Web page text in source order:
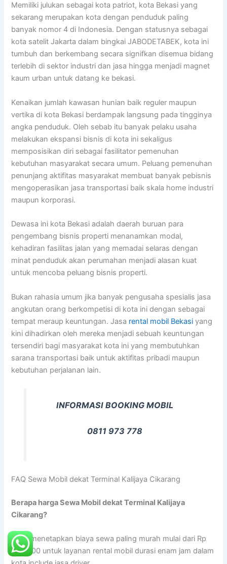
Memiliki julukan sebagai kota patriot, kota Bekasi yang
sekarang merupakan kota dengan penduduk paling
banyak nomor 4 di Indonesia. Dengan statusnya sebagai
kota satelit Jakarta dalam bingkai JABODETABEK, kota ini
tumbuh dan berkembang secara signifkan disemua bidang
terlebih di sektor industri dan jasa hingga menjadi magnet
kaum urban untuk datang ke bekasi.
Kenaikan jumlah kawasan hunian baik reguler maupun
vertika di kota Bekasi berdampak langsung pada tingginya
angka penduduk. Oleh sebab itu banyak pelaku usaha
melakukan ekspansi bisnis di kota ini sekaligus
memposisikan diri sebagai fasilitator pemenuhan
kebutuhan masyarakat secara umum. Peluang pemenuhan
penunjang aktifitas masyarakat membuat banyak pebisnis
mengoperasikan jasa transportasi baik skala home industri
maupun korporasi.
Dewasa ini kota Bekasi adalah daerah buruan para
pengembang bisnis properti menanamkan modal,
kehadiran fasilitas jalan yang memadai selaras dengan
minat penduduk akan perumahan menjadi alasan kuat
untuk mencoba peluang bisnis properti.
Bukan rahasia umum jika banyak pengusaha spesialis jasa
angkutan orang berkompetisi di kota ini dengan sebagai
tempat meraup keuntungan. Jasa rental mobil Bekasi yang
kini dihadirkan oleh mereka menjadi sebuah keuntungan
tersendiri bagi masyarakat kota ini yang membutuhkan
sarana transportasi baik untuk aktifitas pribadi maupun
kebutuhan perjalanan lain.
INFORMASI BOOKING MOBIL
0811 973 778
FAQ Sewa Mobil dekat Terminal Kalijaya Cikarang
Berapa harga Sewa Mobil dekat Terminal Kalijaya
Cikarang?
Kami menetapkan biaya sewa paling murah mulai dari Rp
300.000 untuk layanan rental mobil durasi enam jam dalam